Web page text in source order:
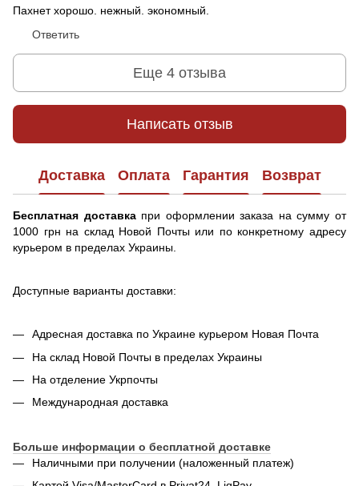
Пахнет хорошо. нежный. экономный.
Ответить
Еще 4 отзыва
Написать отзыв
Доставка Оплата Гарантия Возврат
Бесплатная доставка при оформлении заказа на сумму от
1000 грн на склад Новой Почты или по конкретному адресу
курьером в пределах Украины.
Доступные варианты доставки:
Адресная доставка по Украине курьером Новая Почта
На склад Новой Почты в пределах Украины
На отделение Укрпочты
Международная доставка
Больше информации о бесплатной доставке
Наличными при получении (наложенный платеж)